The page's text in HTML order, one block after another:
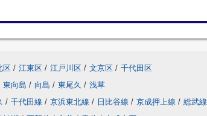
区 / 江東区 / 江戸川区 / 文京区 / 千代田区
東向島 / 向島 / 東尾久 / 浅草
/ 千代田線 / 京浜東北線 / 日比谷線 / 京成押上線 / 総武線